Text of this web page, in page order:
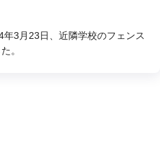
3月23日、近隣学校のフェンス
。